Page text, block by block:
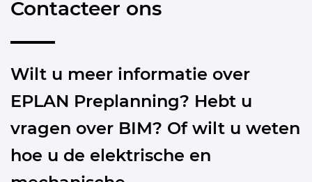
Contacteer ons
Wilt u meer informatie over
EPLAN Preplanning? Hebt u
vragen over BIM? Of wilt u weten
hoe u de elektrische en